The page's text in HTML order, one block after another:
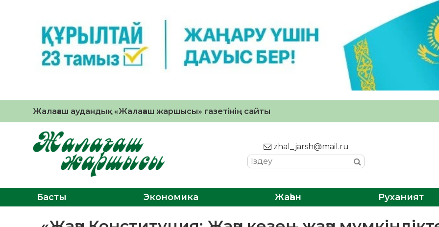
Жалағаш аудандық «Жалағаш жаршысы» газетінің сайты
zhal_jarsh@mail.ru
Басты Экономика Жаһан Руханият